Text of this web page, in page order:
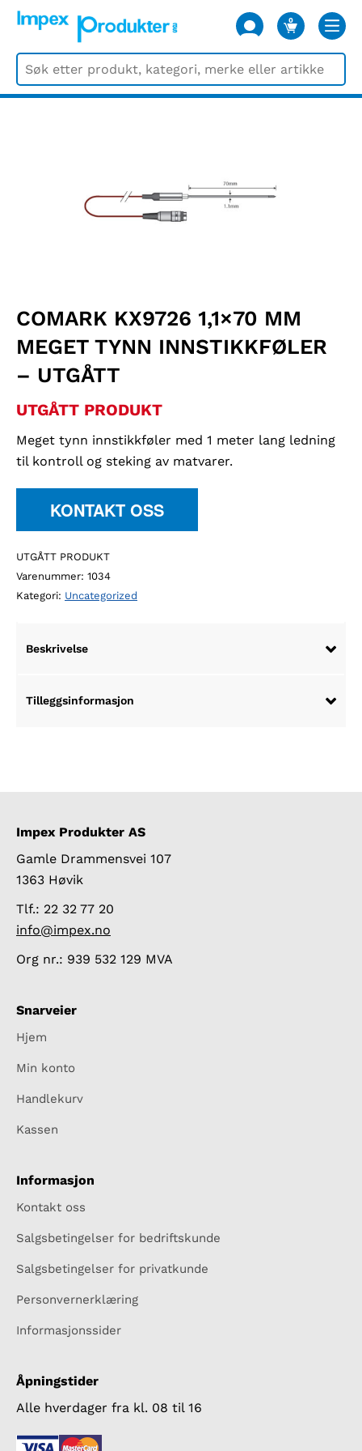
0
VARER
COMARK KX9726 1,1×70 MM
MEGET TYNN INNSTIKKFØLER
– UTGÅTT
UTGÅTT PRODUKT
Meget tynn innstikkføler med 1 meter lang ledning
til kontroll og steking av matvarer.
KONTAKT OSS
UTGÅTT PRODUKT
Varenummer: 1034
Kategori: Uncategorized
Beskrivelse
Tilleggsinformasjon
Impex Produkter AS
Gamle Drammensvei 107
1363 Høvik
Tlf.: 22 32 77 20
info@impex.no
Org nr.: 939 532 129 MVA
Snarveier
Hjem
Min konto
Handlekurv
Kassen
Informasjon
Kontakt oss
Salgsbetingelser for bedriftskunde
Salgsbetingelser for privatkunde
Personvernerklæring
Informasjonssider
Åpningstider
Alle hverdager fra kl. 08 til 16